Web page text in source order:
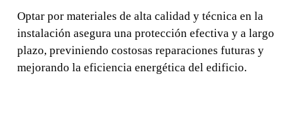
Optar por materiales de alta calidad y técnica en la
instalación asegura una protección efectiva y a largo
plazo, previniendo costosas reparaciones futuras y
mejorando la eficiencia energética del edificio.